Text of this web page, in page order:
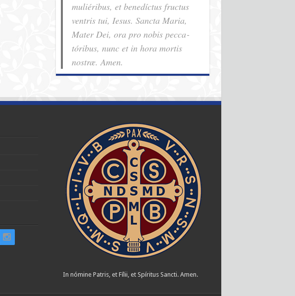
muliéribus, et benedíctus fructus
ventris tui, Iesus. Sancta Maria,
Mater Dei, ora pro nobis pec­ca­
tóribus, nunc et in hora mortis
nostræ. Amen.
In nómine Patris, et Fílii, et Spíritus Sancti. Amen.